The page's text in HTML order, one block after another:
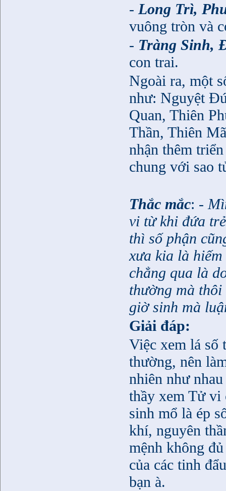
-Long Trì,
vuông tròn và
- Tràng Sinh,
con trai.
Ngoài ra, một
như: Nguyệt
Quan, Thiên
Thần, Thiên
nhận thêm
chung với sao
Thắc mắc: -
vi từ khi đứa
thì số phận
xưa kia là
chẳng qua là
thường mà
giờ sinh mà
Giải đáp:
Việc xem lá số
thường, nên
nhiên như
thầy xem Tử vi
sinh mổ là ép
khí, nguyên
mệnh không
của các tinh
bạn à.